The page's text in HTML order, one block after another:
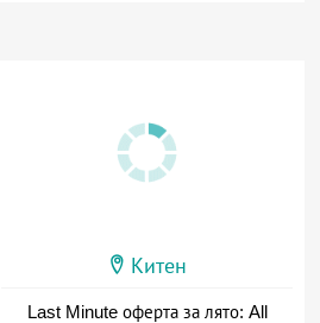
Китен
Last Minute оферта за лято: All